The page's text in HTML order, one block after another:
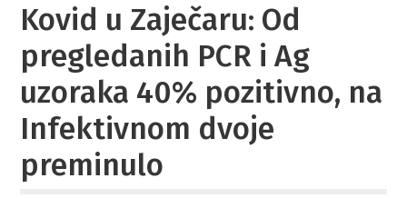
Kovid u Zaječaru: Od
pregledanih PCR i Ag
uzoraka 40% pozitivno, na
Infektivnom dvoje
preminulo